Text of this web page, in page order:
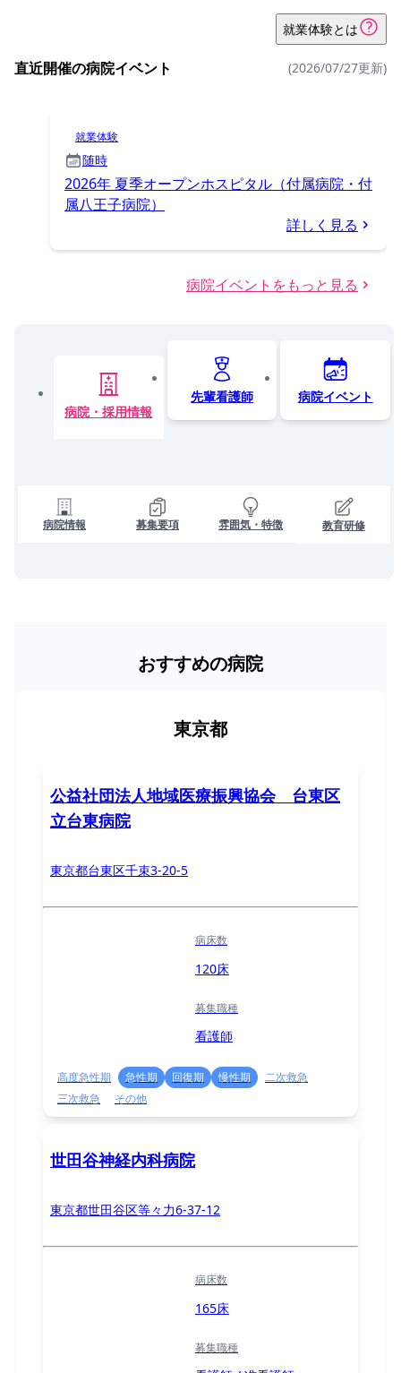
就業体験とは
直近開催の病院イベント (2026/07/27更新)
就業体験
随時
2026年 夏季オープンホスピタル（付属病院・付
属八王子病院）
詳しく見る
病院イベントをもっと見る
病院・採用情報
先輩看護師 病院イベント
病院情報 募集要項 雰囲気・特徴 教育研修
おすすめの病院
東京都
公益社団法人地域医療振興協会 台東区
立台東病院
東京都台東区千束3-20-5
病床数
120床
募集職種
看護師
高度急性期 急性期 回復期 慢性期
二次救急
三次救急
その他
世田谷神経内科病院
東京都世田谷区等々力6-37-12
病床数
165床
募集職種